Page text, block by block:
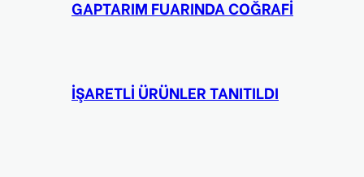
GAPTARIM FUARINDA COĞRAFİ
İŞARETLİ ÜRÜNLER TANITILDI